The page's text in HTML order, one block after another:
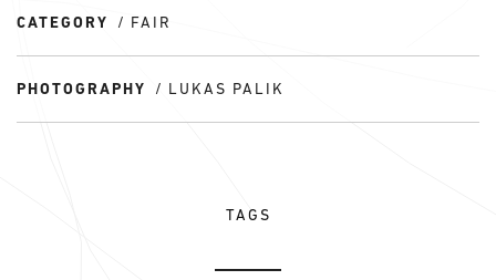
CATEGORY FAIR
PHOTOGRAPHY LUKAS PALIK
TAGS